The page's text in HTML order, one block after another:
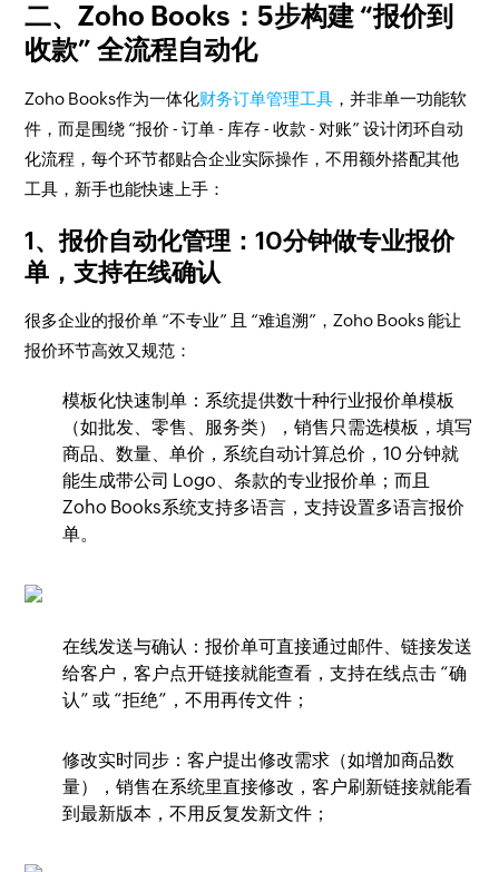
二、Zoho Books：5步构建 “报价到
收款” 全流程自动化​
Zoho Books作为一体化财务订单管理工具 ，并非单一功能软
件，而是围绕 “报价 - 订单 - 库存 - 收款 - 对账” 设计闭环自动
化流程，每个环节都贴合企业实际操作，不用额外搭配其他
工具，新手也能快速上手：​
1、报价自动化管理：10分钟做专业报价
单，支持在线确认​
很多企业的报价单 “不专业” 且 “难追溯”，Zoho Books 能让
报价环节高效又规范：​
模板化快速制单：系统提供数十种行业报价单模板
（如批发、零售、服务类），销售只需选模板，填写
商品、数量、单价，系统自动计算总价，10 分钟就
能生成带公司 Logo、条款的专业报价单；​而且
Zoho Books系统支持多语言，支持设置多语言报价
单。
在线发送与确认：报价单可直接通过邮件、链接发送
给客户，客户点开链接就能查看，支持在线点击 “确
认” 或 “拒绝”，不用再传文件；​
修改实时同步：客户提出修改需求（如增加商品数
量），销售在系统里直接修改，客户刷新链接就能看
到最新版本，不用反复发新文件；​